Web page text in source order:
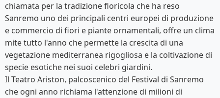
chiamata per la tradizione floricola che ha reso
Sanremo uno dei principali centri europei di produzione
e commercio di fiori e piante ornamentali, offre un clima
mite tutto l'anno che permette la crescita di una
vegetazione mediterranea rigogliosa e la coltivazione di
specie esotiche nei suoi celebri giardini.
Il Teatro Ariston, palcoscenico del Festival di Sanremo
che ogni anno richiama l'attenzione di milioni di